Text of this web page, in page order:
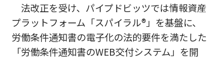
法改正を受け、パイプドビッツでは情報資産
プラットフォーム「スパイラル®」を基盤に、
労働条件通知書の電子化の法的要件を満たした
「労働条件通知書のWEB交付システム」を開